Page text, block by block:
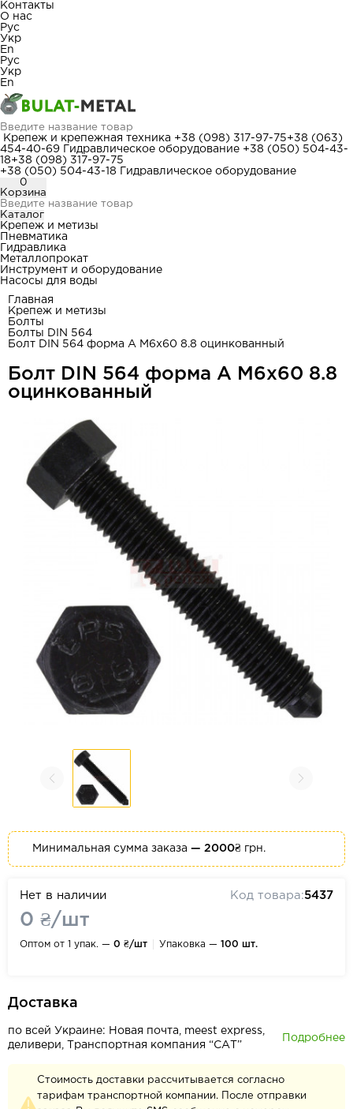
Контакты
О нас
Рус
Укр
En
Рус
Укр
En
Крепеж и крепежная техника +38 (098) 317-97-75+38 (063)
454-40-69
Гидравлическое оборудование +38 (050) 504-43-
18+38 (098) 317-97-75
+38 (050) 504-43-18
Гидравлическое оборудование
0
Корзина
Каталог
Крепеж и метизы
Пневматика
Гидравлика
Металлопрокат
Инструмент и оборудование
Насосы для воды
Главная
Крепеж и метизы
Болты
Болты DIN 564
Болт DIN 564 форма А М6x60 8.8 оцинкованный
Болт DIN 564 форма А М6x60 8.8
оцинкованный
Минимальная сумма заказа — 2000₴ грн.
Нет в наличии
0 ₴/шт
Код товара:5437
Оптом от 1 упак. — 0 ₴/шт Упаковка — 100 шт.
Доставка
по всей Украине: Новая почта, meest express,
деливери, Транспортная компания “САТ”
Подробнее
Стоимость доставки рассчитывается согласно
тарифам транспортной компании. После отправки